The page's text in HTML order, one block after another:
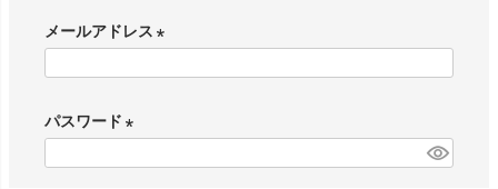
メールアドレス
)
パスワード